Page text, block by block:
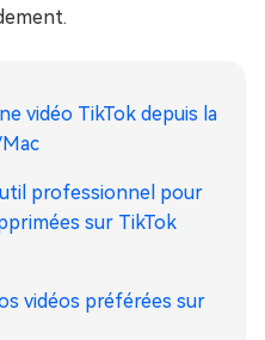
vidéo TikTok depuis la
professionnel pour
sur TikTok
vidéos préférées sur